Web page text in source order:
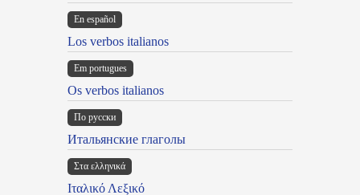
En español
Los verbos italianos
Em portugues
Os verbos italianos
По русски
Итальянские глаголы
Στα ελληνικά
Ιταλικό Λεξικό